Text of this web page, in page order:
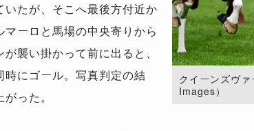
クイーンズヴ
Images）
たが、そこへ最後方付近か
ーロと馬場の中央寄りから
襲い掛かって前に出ると、
にゴール。写真判定の結
った。